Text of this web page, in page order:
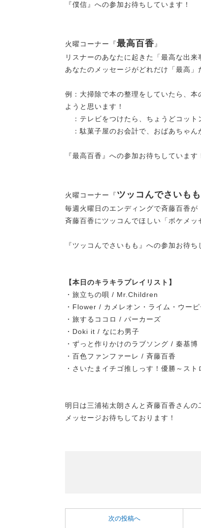
『僕信』への参加お待ちしています
火曜コーナー『最高百香 』
リスナーのあなたに起きた「最高な出
あなたのメッセージがどれだけ「最高
例：大掃除で本の整理をしていたら、
ようと思います！
：テレビをつけたら、ちょうどコット
：駄菓子屋のお会計で、おばあちゃ
『最高百香』への参加お待ちしてい
火曜コーナー『ツッコんでさいもも
毎週火曜日のエンディングで斉藤百香
斉藤百香にツッコんでほしい「ボケメ
『ツッコんでさいもも』への参加お
【本日のキラキラプレイリスト】
・旅立ちの唄 / Mr.Children
・Flower / カメレオン・ライム・ウー
・旅するココロ / パーカーズ
・Doki it / なにわ男子
・ずっと作りかけのラブソング / 秦基博
・百色ファンファーレ / 斉藤百香
・さいたまイチゴ推しっす！優勝～ス
明日は三浦祐太朗さんと斉藤百香さん
メッセージお待ちしております！
次の投稿へ